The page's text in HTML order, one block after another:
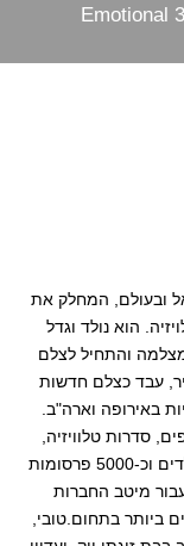
Emotional 3
ובעולם, המחלק את
הוא נולד וגדל
במצלמה והתחיל לצלם
עבד כצלם חדשות
באירופה וארה"ב.
סדרות טלוויזיה,
סרטים עלילתיים ופרסומות. כיום, עם שישה ילדים וכ-5000 פרסומות
מיטב החברות
ביותר בתחום.טובי,